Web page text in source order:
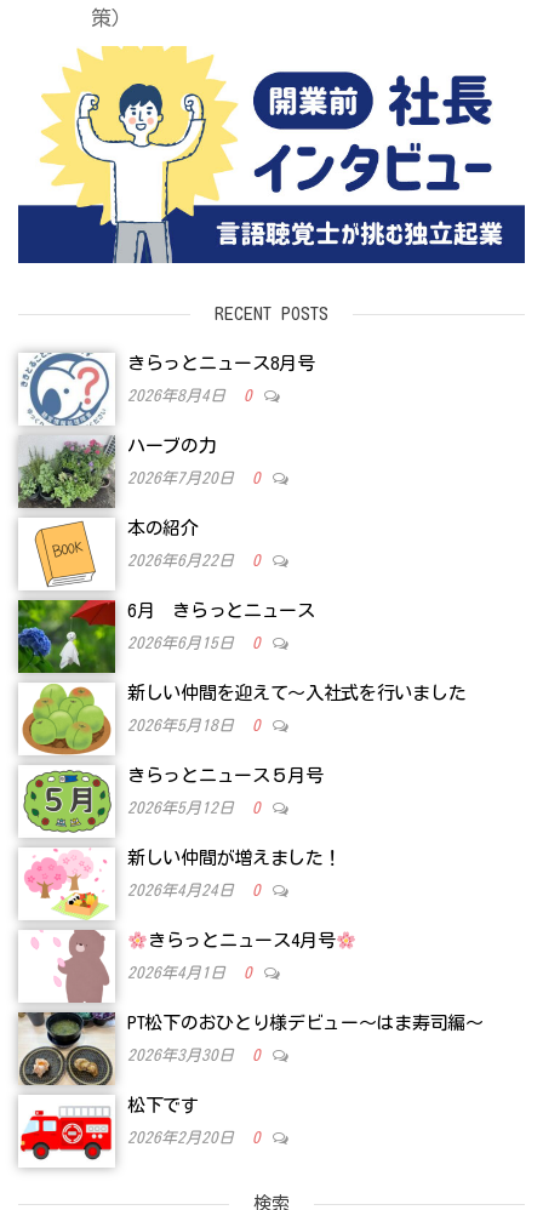
策）
RECENT POSTS
きらっとニュース8月号
2026年8月4日 0
ハーブの力
2026年7月20日 0
本の紹介
2026年6月22日 0
6月 きらっとニュース
2026年6月15日 0
新しい仲間を迎えて～入社式を行いました
2026年5月18日 0
きらっとニュース５月号
2026年5月12日 0
新しい仲間が増えました！
2026年4月24日 0
きらっとニュース4月号
2026年4月1日 0
PT松下のおひとり様デビュー～はま寿司編～
2026年3月30日 0
松下です
2026年2月20日 0
検索